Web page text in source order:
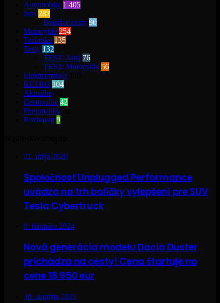
Automobily 1 405
Info 282
Domáce cesty 90
Motocykle 254
Technika 135
Testy 132
TEST: Autá 76
TEST: Motocykle 56
Elektromobily
RETRO 104
Aktuálne
Cestovanie 42
Pneumatiky
Rozhovor 9
21. mája 2026
Spoločnosť Unplugged Performance
uvádza na trh balíčky vylepšení pre SUV
Tesla Cybertruck
8. februára 2024
Nová generácia modelu Dacia Duster
prichádza na cesty! Cena štartuje na
cene 18 950 eur
30. augusta 2021